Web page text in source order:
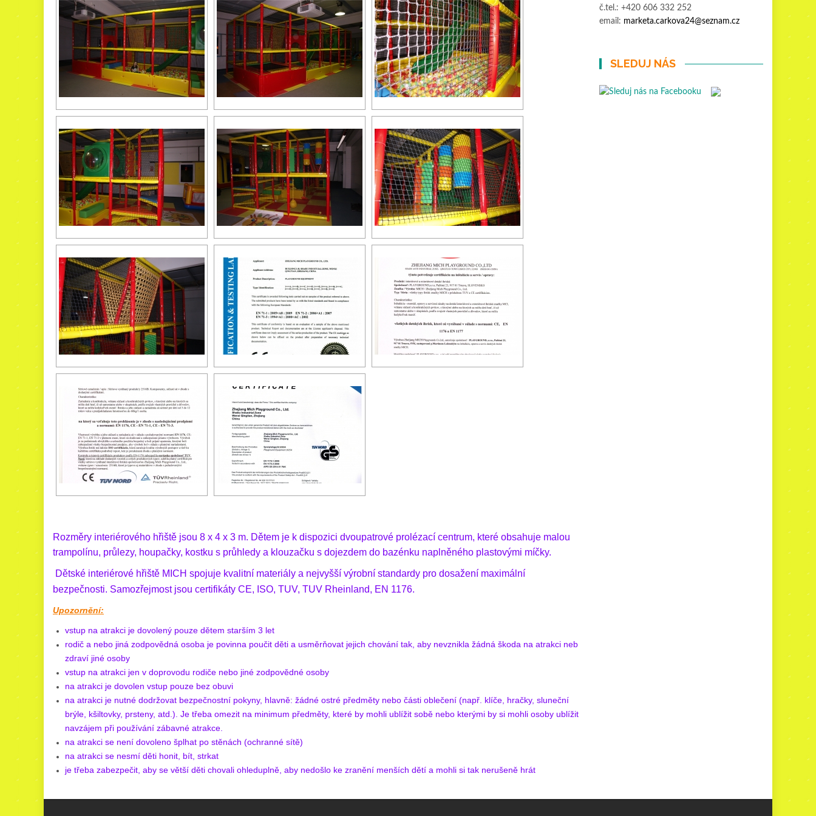
Rozměry interiérového hřiště jsou 8 x 4 x 3 m. Dětem je k dispozici dvoupatrové prolézací centrum, které obsahuje malou
trampolínu, průlezy, houpačky, kostku s průhledy a klouzačku s dojezdem do bazénku naplněného plastovými míčky.
Dětské interiérové hřiště MICH spojuje kvalitní materiály a nejvyšší výrobní standardy pro dosažení maximální
bezpečnosti. Samozřejmost jsou certifikáty CE, ISO, TUV, TUV Rheinland, EN 1176.
Upozornění:
vstup na atrakci je dovolený pouze dětem starším 3 let
rodič a nebo jiná zodpovědná osoba je povinna poučit děti a usměrňovat jejich chování tak, aby nevznikla žádná škoda na atrakci neb
zdraví jiné osoby
vstup na atrakci jen v doprovodu rodiče nebo jiné zodpovědné osoby
na atrakci je dovolen vstup pouze bez obuvi
na atrakci je nutné dodržovat bezpečnostní pokyny, hlavně: žádné ostré předměty nebo části oblečení (např. klíče, hračky, sluneční
brýle, kšiltovky, prsteny, atd.). Je třeba omezit na minimum předměty, které by mohli ublížit sobě nebo kterými by si mohli osoby ublížit
navzájem při používání zábavné atrakce.
na atrakci se není dovoleno šplhat po stěnách (ochranné sítě)
na atrakci se nesmí děti honit, bít, strkat
je třeba zabezpečit, aby se větší děti chovali ohleduplně, aby nedošlo ke zranění menších dětí a mohli si tak nerušeně hrát
č.tel.: +420 606 332 252
email: marketa.carkova24@seznam.cz
SLEDUJ NÁS